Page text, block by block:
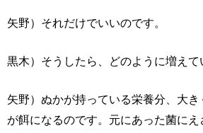
矢野）それだけでいいのです。
黒木）そうしたら、どのように増えて
矢野）ぬかが持っている栄養分、大
が餌になるのです。元にあった菌に